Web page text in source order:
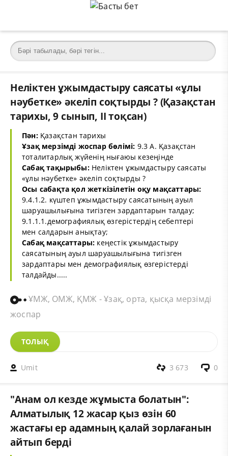
Неліктен ұжымдастыру саясаты «ұлы
нәубетке» әкеліп соқтырды ? (Қазақстан
тарихы, 9 сынып, ІІ тоқсан)
Пән:Қазақстан тарихы
Ұзақ мерзімді жоспар бөлімі: 9.3 А. Қазақстан
тоталитарлық жүйенің нығаюы кезеңінде
Сабақ тақырыбы: Неліктен ұжымдастыру саясаты
«ұлы нәубетке» әкеліп соқтырды ?
Осы сабақта қол жеткізілетін оқу мақсаттары:
9.4.1.2. күштеп ұжымдастыру саясатының ауыл
шаруашылығына тигізген зардаптарын талдау;
9.1.1.1.демографиялық өзгерістердің себептері
мен салдарын анықтау;
Сабақ мақсаттары: кеңестік ұжымдастыру
саясатының ауыл шаруашылығына тигізген
зардаптары мен демографиялық өзгерістерді
талдайды.....
ҰМЖ, ОМЖ, ҚМЖ - Ұзақ, орта, қысқа мерзімді
жоспар
ТОЛЫҚ
Umit 0
3 673
"Анам ол кезде жұмыста болатын":
Алматылық 12 жасар қыз өзін 60
жастағы ер адамның қалай зорлағанын
айтып берді